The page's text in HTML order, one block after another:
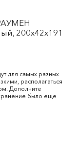
200x42x191
для самых разных
располагаться
Дополните
было еще